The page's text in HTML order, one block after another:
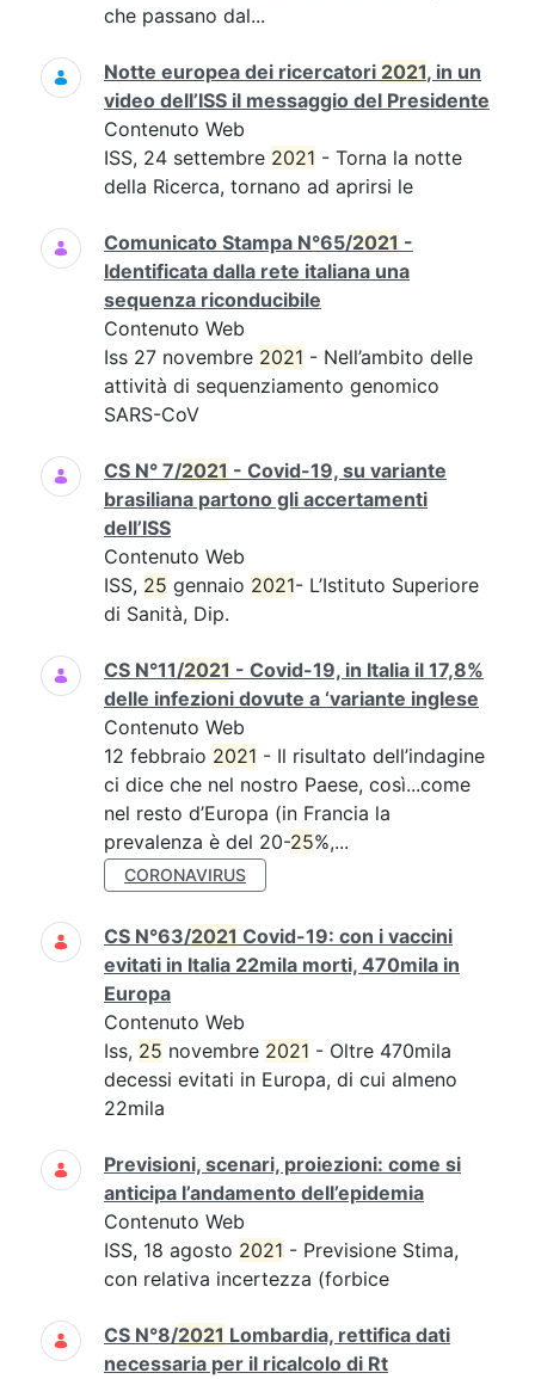
che passano dal...
Notte europea dei ricercatori 2021, in un
video dell’ISS il messaggio del Presidente
Contenuto Web
ISS, 24 settembre 2021 - Torna la notte
della Ricerca, tornano ad aprirsi le
Comunicato Stampa N°65/2021 -
Identificata dalla rete italiana una
sequenza riconducibile
Contenuto Web
Iss 27 novembre 2021 - Nell’ambito delle
attività di sequenziamento genomico
SARS-CoV
CS N° 7/2021 - Covid-19, su variante
brasiliana partono gli accertamenti
dell’ISS
Contenuto Web
ISS, 25 gennaio 2021- L’Istituto Superiore
di Sanità, Dip.
CS N°11/2021 - Covid-19, in Italia il 17,8%
delle infezioni dovute a ‘variante inglese
Contenuto Web
12 febbraio 2021 - Il risultato dell’indagine
ci dice che nel nostro Paese, così...come
nel resto d’Europa (in Francia la
prevalenza è del 20-25%,...
CORONAVIRUS
CS N°63/2021 Covid-19: con i vaccini
evitati in Italia 22mila morti, 470mila in
Europa
Contenuto Web
Iss, 25 novembre 2021 - Oltre 470mila
decessi evitati in Europa, di cui almeno
22mila
Previsioni, scenari, proiezioni: come si
anticipa l’andamento dell’epidemia
Contenuto Web
ISS, 18 agosto 2021 - Previsione Stima,
con relativa incertezza (forbice
CS N°8/2021 Lombardia, rettifica dati
necessaria per il ricalcolo di Rt